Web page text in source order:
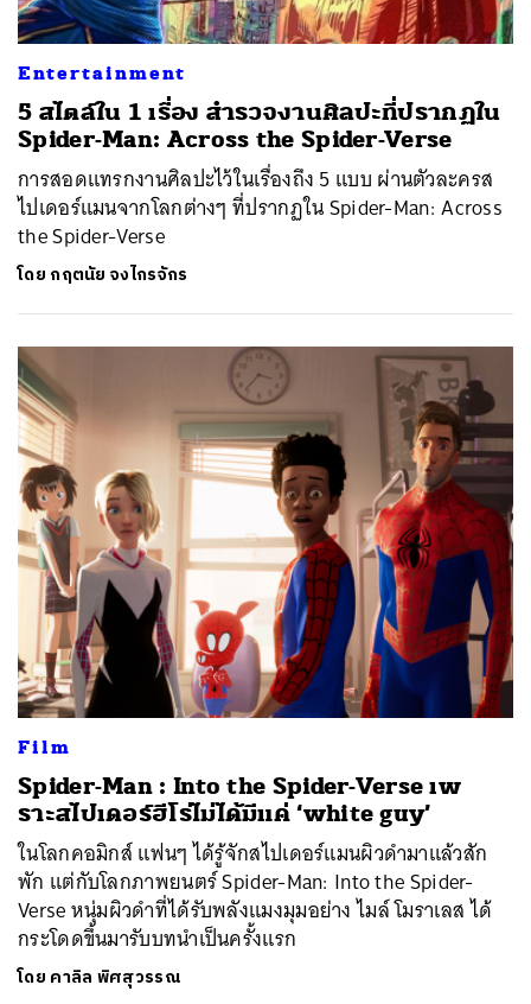
Entertainment
5 สไตล์ใน 1 เรื่อง สำรวจงานศิลปะที่ปรากฏใน
Spider-Man: Across the Spider-Verse
การสอดแทรกงานศิลปะไว้ในเรื่องถึง 5 แบบ ผ่านตัวละครส
ไปเดอร์แมนจากโลกต่างๆ ที่ปรากฏใน Spider-Man: Across
the Spider-Verse
โดย กฤตนัย จงไกรจักร
Film
Spider-Man : Into the Spider-Verse เพ
ราะสไปเดอร์ฮีโร่ไม่ได้มีแค่ ‘white guy’
ในโลกคอมิกส์ แฟนๆ ได้รู้จักสไปเดอร์แมนผิวดำมาแล้วสัก
พัก แต่กับโลกภาพยนตร์ Spider-Man: Into the Spider-
Verse หนุ่มผิวดำที่ได้รับพลังแมงมุมอย่าง ไมล์ โมราเลส ได้
กระโดดขึ้นมารับบทนำเป็นครั้งแรก
โดย คาลิล พิศสุวรรณ
TWEET LINE EMAIL